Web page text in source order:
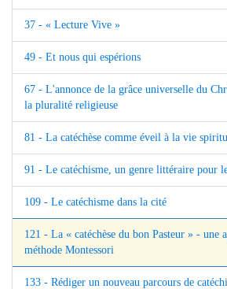
37 - « Lecture Vive »
49 - Et nous qui espérions
67 - L'annonce de la grâce universelle du
la pluralité religieuse
81 - La catéchèse comme éveil à la vie
91 - Le catéchisme, un genre littéraire pour
109 - Le catéchisme dans la cité
121 - La « catéchèse du bon Pasteur » - une
méthode Montessori
133 - Rédiger un nouveau parcours de